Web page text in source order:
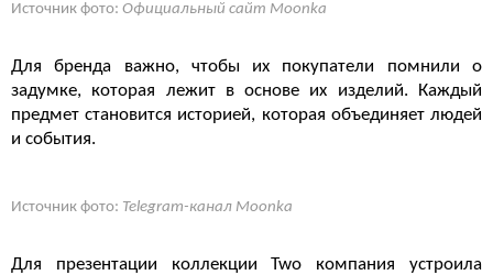
Источник фото: Официальный сайт Moonka
Для бренда важно, чтобы их покупатели помнили о
задумке, которая лежит в основе их изделий. Каждый
предмет становится историей, которая объединяет людей
и события.
Источник фото: Telegram-канал Moonka
Для презентации коллекции Two компания устроила